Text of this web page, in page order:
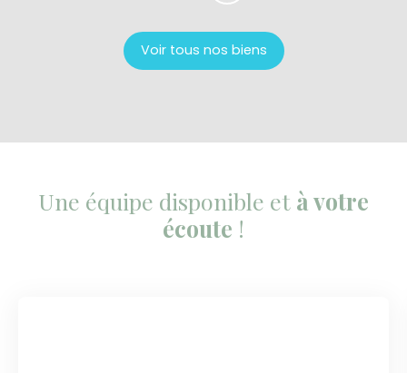
Voir tous nos biens
Une équipe disponible et à votre
écoute !